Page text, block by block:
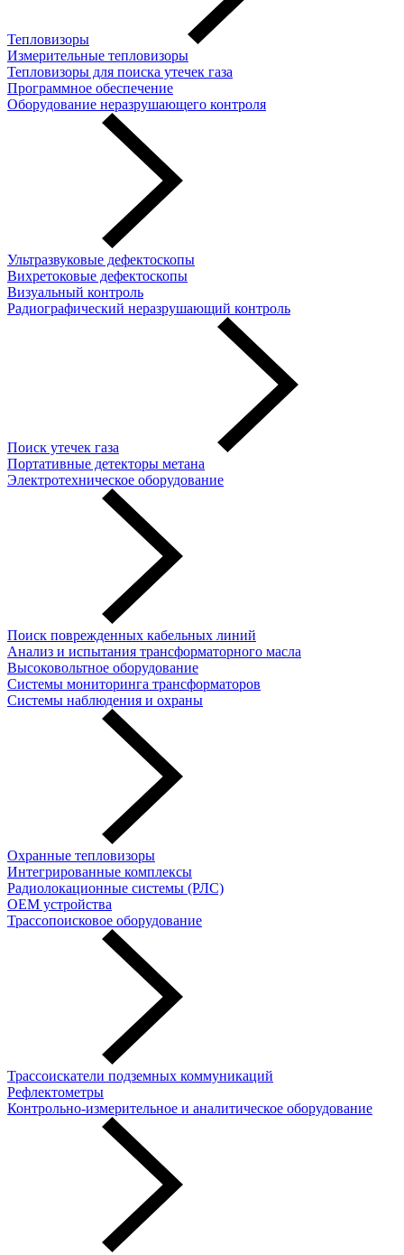
Тепловизоры
Измерительные тепловизоры
Тепловизоры для поиска утечек газа
Программное обеспечение
Оборудование неразрушающего контроля
Ультразвуковые дефектоскопы
Вихретоковые дефектоскопы
Визуальный контроль
Радиографический неразрушающий контроль
Поиск утечек газа
Портативные детекторы метана
Электротехническое оборудование
Поиск поврежденных кабельных линий
Анализ и испытания трансформаторного масла
Высоковольтное оборудование
Системы мониторинга трансформаторов
Системы наблюдения и охраны
Охранные тепловизоры
Интегрированные комплексы
Радиолокационные системы (РЛС)
OEM устройства
Трассопоисковое оборудование
Трассоискатели подземных коммуникаций
Рефлектометры
Контрольно-измерительное и аналитическое оборудование